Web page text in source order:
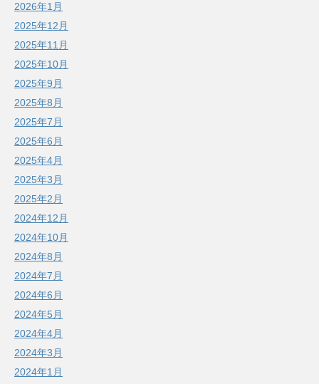
2026年1月
2025年12月
2025年11月
2025年10月
2025年9月
2025年8月
2025年7月
2025年6月
2025年4月
2025年3月
2025年2月
2024年12月
2024年10月
2024年8月
2024年7月
2024年6月
2024年5月
2024年4月
2024年3月
2024年1月